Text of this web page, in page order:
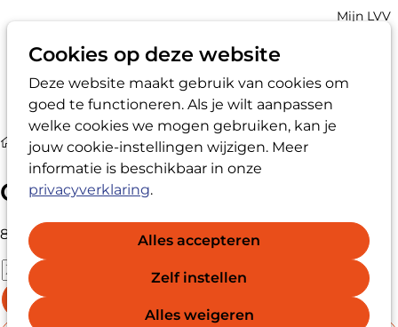
Cookies op deze website
Deze website maakt gebruik van cookies om
goed te functioneren. Als je wilt aanpassen
welke cookies we mogen gebruiken, kan je
jouw cookie-instellingen wijzigen. Meer
informatie is beschikbaar in onze
privacyverklaring.
Alles accepteren
Zelf instellen
Alles weigeren
Zoek
Account
Mijn LVV
Media Gedragscode
Gedragscode
8 documenten gevonden
Zoek